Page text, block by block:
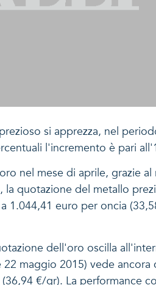
si apprezza, nel
l'incremento è pari
nel mese di aprile, grazie
quotazione del metallo
euro per oncia
dell'oro oscilla
maggio 2015) vede
€/gr). La performance